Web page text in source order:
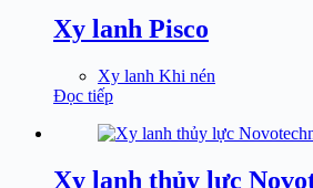
Xy lanh Pisco
Xy lanh Khi nén
Đọc tiếp
Xy lanh thủy lực